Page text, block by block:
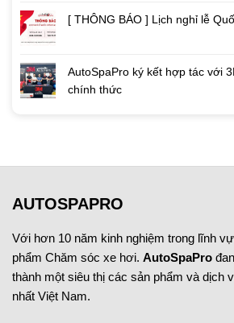
[ THÔNG BÁO ] Lịch nghỉ lễ
AutoSpaPro ký kết hợp tác với
chính thức
AUTOSPAPRO
Với hơn 10 năm kinh nghiệm trong lĩnh
phẩm Chăm sóc xe hơi. AutoSpaPro
thành một siêu thị các sản phẩm và dịch
nhất Việt Nam.